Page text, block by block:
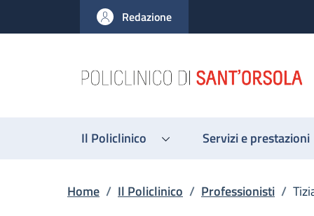
al contenuto principale
to footer content
Redazione
Il Policlinico Servizi e prestazioni
Briciole di pane
Home / Il Policlinico / Professionisti /